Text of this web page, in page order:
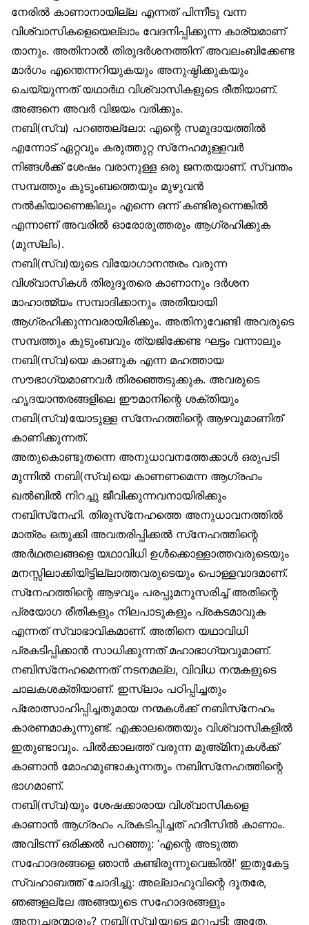
നേരിൽ കാണാനായില്ല എന്നത് പിന്നീടു വന്ന
വിശ്വാസികളെയെല്ലാം വേദനിപ്പിക്കുന്ന കാര്യമാണ്
താനും. അതിനാൽ തിരുദർശനത്തിന് അവലംബിക്കേണ്ട
മാർഗം എന്തെന്നറിയുകയും അനുഷ്ഠിക്കുകയും
ചെയ്യുന്നത് യഥാർഥ വിശ്വാസികളുടെ രീതിയാണ്.
അങ്ങനെ അവർ വിജയം വരിക്കും.
നബി(സ്വ) പറഞ്ഞല്ലോ: എന്റെ സമുദായത്തിൽ
എന്നോട് ഏറ്റവും കരുത്തുറ്റ സ്‌നേഹമുള്ളവർ
നിങ്ങൾക്ക് ശേഷം വരാനുള്ള ഒരു ജനതയാണ്. സ്വന്തം
സമ്പത്തും കുടുംബത്തെയും മുഴുവൻ
നൽകിയാണെങ്കിലും എന്നെ ഒന്ന് കണ്ടിരുന്നെങ്കിൽ
എന്നാണ് അവരിൽ ഓരോരുത്തരും ആഗ്രഹിക്കുക
(മുസ്‌ലിം).
നബി(സ്വ)യുടെ വിയോഗാനന്തരം വരുന്ന
വിശ്വാസികൾ തിരുദൂതരെ കാണാനും ദർശന
മാഹാത്മ്യം സമ്പാദിക്കാനും അതിയായി
ആഗ്രഹിക്കുന്നവരായിരിക്കും. അതിനുവേണ്ടി അവരുടെ
സമ്പത്തും കുടുംബവും ത്യജിക്കേണ്ട ഘട്ടം വന്നാലും
നബി(സ്വ)യെ കാണുക എന്ന മഹത്തായ
സൗഭാഗ്യമാണവർ തിരഞ്ഞെടുക്കുക. അവരുടെ
ഹൃദയാന്തരങ്ങളിലെ ഈമാനിന്റെ ശക്തിയും
നബി(സ്വ)യോടുള്ള സ്‌നേഹത്തിന്റെ ആഴവുമാണിത്
കാണിക്കുന്നത്.
അതുകൊണ്ടുതന്നെ അനുധാവനത്തേക്കാൾ ഒരുപടി
മുന്നിൽ നബി(സ്വ)യെ കാണണമെന്ന ആഗ്രഹം
ഖൽബിൽ നിറച്ചു ജീവിക്കുന്നവനായിരിക്കും
നബിസ്‌നേഹി. തിരുസ്‌നേഹത്തെ അനുധാവനത്തിൽ
മാത്രം ഒതുക്കി അവതരിപ്പിക്കൽ സ്‌നേഹത്തിന്റെ
അർഥതലങ്ങളെ യഥാവിധി ഉൾക്കൊള്ളാത്തവരുടെയും
മനസ്സിലാക്കിയിട്ടില്ലാത്തവരുടെയും പൊള്ളവാദമാണ്.
സ്‌നേഹത്തിന്റെ ആഴവും പരപ്പുമനുസരിച്ച് അതിന്റെ
പ്രയോഗ രീതികളും നിലപാടുകളും പ്രകടമാവുക
എന്നത് സ്വാഭാവികമാണ്. അതിനെ യഥാവിധി
പ്രകടിപ്പിക്കാൻ സാധിക്കുന്നത് മഹാഭാഗ്യവുമാണ്.
നബിസ്‌നേഹമെന്നത് നടനമല്ല, വിവിധ നന്മകളുടെ
ചാലകശക്തിയാണ്. ഇസ്‌ലാം പഠിപ്പിച്ചതും
പ്രോത്സാഹിപ്പിച്ചതുമായ നന്മകൾക്ക് നബിസ്‌നേഹം
കാരണമാകുന്നുണ്ട്. എക്കാലത്തെയും വിശ്വാസികളിൽ
ഇതുണ്ടാവും. പിൽക്കാലത്ത് വരുന്ന മുഅ്മിനുകൾക്ക്
കാണാൻ മോഹമുണ്ടാകുന്നതും നബിസ്‌നേഹത്തിന്റെ
ഭാഗമാണ്.
നബി(സ്വ)യും ശേഷക്കാരായ വിശ്വാസികളെ
കാണാൻ ആഗ്രഹം പ്രകടിപ്പിച്ചത് ഹദീസിൽ കാണാം.
അവിടന്ന് ഒരിക്കൽ പറഞ്ഞു: ‘എന്റെ അടുത്ത
സഹോദരങ്ങളെ ഞാൻ കണ്ടിരുന്നുവെങ്കിൽ!’ ഇതുകേട്ട
സ്വഹാബത്ത് ചോദിച്ചു: അല്ലാഹുവിന്റെ ദൂതരേ,
ഞങ്ങളല്ലേ അങ്ങയുടെ സഹോദരങ്ങളും
അനുചരന്മാരും? നബി(സ്വ)യുടെ മറുപടി: അതേ,